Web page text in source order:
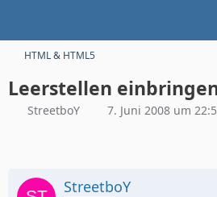
HTML & HTML5
Leerstellen
StreetboY 7. Juni 2008 um
StreetboY